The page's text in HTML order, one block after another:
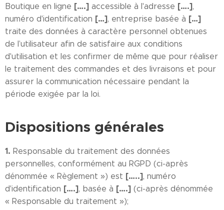
Boutique en ligne [….] accessible à l'adresse [….],
numéro d'identification […], entreprise basée à […]
traite des données à caractère personnel obtenues
de l’utilisateur afin de satisfaire aux conditions
d'utilisation et les confirmer de même que pour réaliser
le traitement des commandes et des livraisons et pour
assurer la communication nécessaire pendant la
période exigée par la loi.
Dispositions générales
1. Responsable du traitement des données
personnelles, conformément au RGPD (ci-après
dénommée « Règlement ») est […..], numéro
d'identification [….], basée à [….] (ci-après dénommée
« Responsable du traitement »);